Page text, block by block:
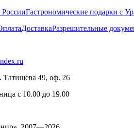
Гастрономические подарки с
ДоставкаРазрешительные
Татищева 49, оф. 26
с 10.00 до 19.00